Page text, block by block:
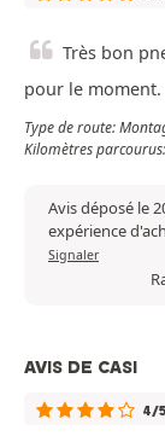
Très bon
pour le moment.
Type de route:
Kilomètres
Avis déposé le
expérience
Signaler
AVIS DE CASI
4/5